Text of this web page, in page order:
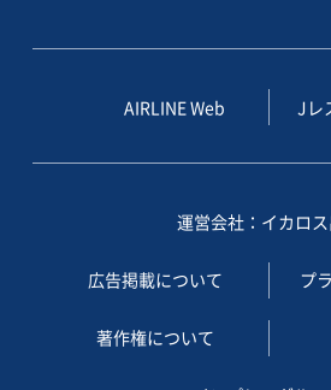
AIRLINE Web Jレ
運営会社：イカロ
広告掲載について プ
著作権について